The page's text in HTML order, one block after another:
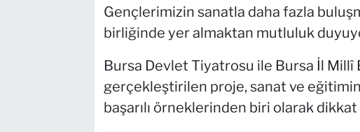
Gençlerimizin sanatla daha fazla
birliğinde yer almaktan mutluluk
Bursa Devlet Tiyatrosu ile Bursa İl
gerçekleştirilen proje, sanat ve
başarılı örneklerinden biri olarak